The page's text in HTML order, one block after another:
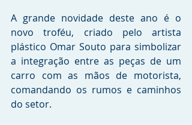
A grande novidade deste ano é o
novo troféu, criado pelo artista
plástico Omar Souto para simbolizar
a integração entre as peças de um
carro com as mãos de motorista,
comandando os rumos e caminhos
do setor.